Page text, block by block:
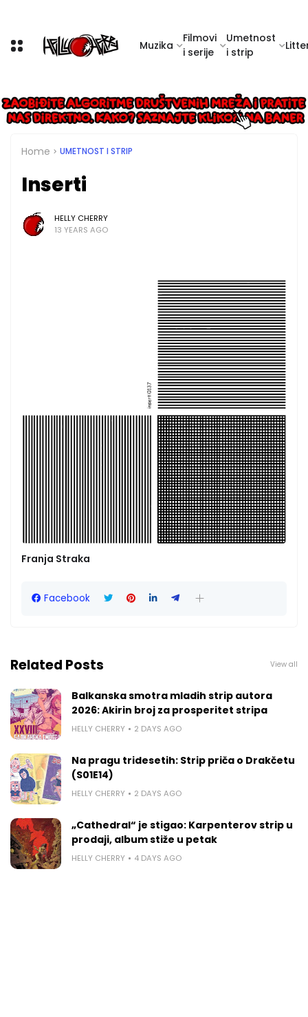
Muzika
Filmovi
i serije
Umetnost
i strip
Home UMETNOST I STRIP
Inserti
HELLY CHERRY
13 YEARS AGO
Franja Straka
Facebook
Related Posts View all
Balkanska smotra mladih strip autora
2026: Akirin broj za prosperitet stripa
HELLY CHERRY 2 DAYS AGO
Na pragu tridesetih: Strip priča o Drakčetu
(S01E14)
HELLY CHERRY 2 DAYS AGO
„Cathedral“ je stigao: Karpenterov strip u
prodaji, album stiže u petak
HELLY CHERRY 4 DAYS AGO